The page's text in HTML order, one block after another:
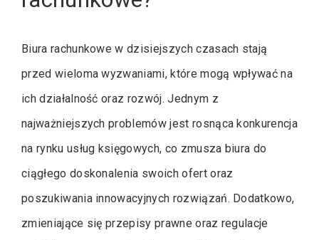
Biura rachunkowe w dzisiejszych czasach stają
przed wieloma wyzwaniami, które mogą wpływać na
ich działalność oraz rozwój. Jednym z
najważniejszych problemów jest rosnąca konkurencja
na rynku usług księgowych, co zmusza biura do
ciągłego doskonalenia swoich ofert oraz
poszukiwania innowacyjnych rozwiązań. Dodatkowo,
zmieniające się przepisy prawne oraz regulacje